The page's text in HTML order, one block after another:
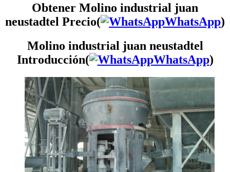
Obtener Molino industrial juan
neustadtel Precio(
WhatsApp)
Molino industrial juan neustadtel
Introducción(
WhatsApp)